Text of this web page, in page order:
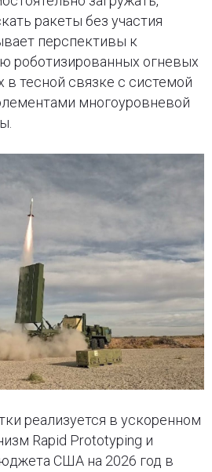
ракеты без участия
перспективы к
роботизированных огневых
тесной связке с системой
многоуровневой
реализуется в ускоренном
Rapid Prototyping и
США на 2026 год в